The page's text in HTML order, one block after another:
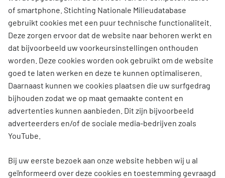
of smartphone. Stichting Nationale Milieudatabase
gebruikt cookies met een puur technische functionaliteit.
Deze zorgen ervoor dat de website naar behoren werkt en
dat bijvoorbeeld uw voorkeursinstellingen onthouden
worden. Deze cookies worden ook gebruikt om de website
goed te laten werken en deze te kunnen optimaliseren.
Daarnaast kunnen we cookies plaatsen die uw surfgedrag
bijhouden zodat we op maat gemaakte content en
advertenties kunnen aanbieden. Dit zijn bijvoorbeeld
adverteerders en/of de sociale media-bedrijven zoals
YouTube.
Bij uw eerste bezoek aan onze website hebben wij u al
geïnformeerd over deze cookies en toestemming gevraagd